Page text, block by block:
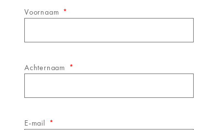
Voornaam
Achternaam
E-mail